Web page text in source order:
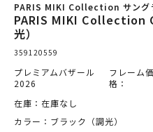
PARIS MIKI Collection サング
PARIS MIKI Collection
光）
359120559
プレミアムバザール
2026
フレーム価
格：
在庫：在庫なし
カラー：ブラック（調光）